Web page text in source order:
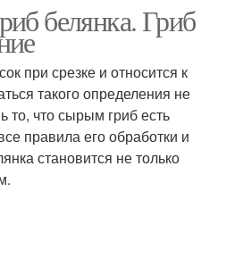
белянка. Гриб
при срезке и относится к
такого определения не
то, что сырым гриб есть
правила его обработки и
становится не только